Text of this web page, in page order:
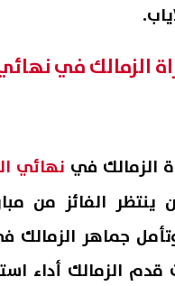
الزمالك في نهائي
الفائز من
جماهر
قدم الزمالك أداء
تنسيق المرحلة الثانية 2026.. قائمة
قطع
الحيوية في
والمواعيد